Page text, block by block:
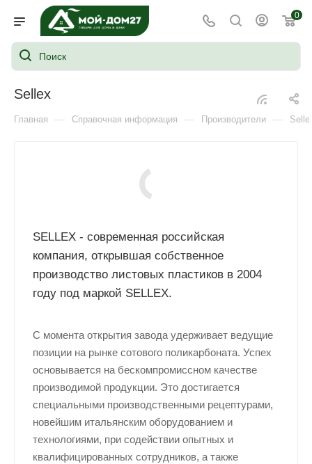
0
Sellex
Главная — Справочная информация — Производители —
SELLEX - современная российская
компания, открывшая собственное
производство листовых пластиков в 2004
году под маркой SELLEX.
С момента открытия завода удерживает ведущие
позиции на рынке сотового поликарбоната. Успех
основывается на бескомпромиссном качестве
производимой продукции. Это достигается
специальными производственными рецептурами,
новейшим итальянским оборудованием и
технологиями, при содействии опытных и
квалифицированных сотрудников, а также